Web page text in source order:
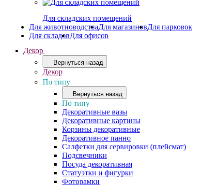
Для складских помещений
Для животноводстваДля магазиновДля парковок
Для складовДля офисов
Декор
Вернуться назад
Декор
По типу
Вернуться назад
По типу
Декоративные вазы
Декоративные картины
Корзины декоративные
Декоративное панно
Салфетки для сервировки (плейсмат)
Подсвечники
Посуда декоративная
Статуэтки и фигурки
Фоторамки